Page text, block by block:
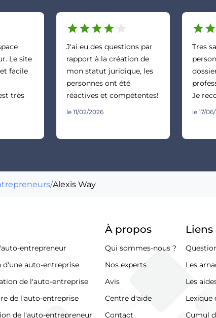
Le site
facile
très
starstarstarstar star
J'ai eu des questions par
rapport à la création de
mon statut juridique, les
personnes ont été
réactives et compétentes!
le 11/02/2026
starstar
Tres
Je
le 17/
/Alexis Way
entrepreneur
d'une auto-entreprise
de l'auto-entreprise
de l'auto-entreprise
de l'auto-entrepreneur
À propos
Qui sommes-nous ?
Nos experts
Avis
Centre d'aide
Contact
Les
Les
Lexique
Cumul